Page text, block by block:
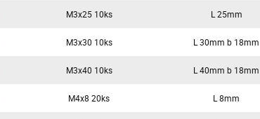
M3x25 10ks L 25mm
M3x30 10ks L 30mm b 18mm
M3x40 10ks L 40mm b 18mm
M4x8 20ks L 8mm